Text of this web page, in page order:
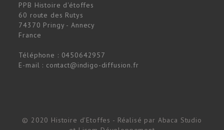
PPB Histoire d'étoffes
60 route des Rutys
74370 Pringy - Annecy
France
Téléphone : 0450642957
E-mail : contact@indigo-diffusion.fr
© 2020 Histoire d'Etoffes - Réalisé par Abaca Studio